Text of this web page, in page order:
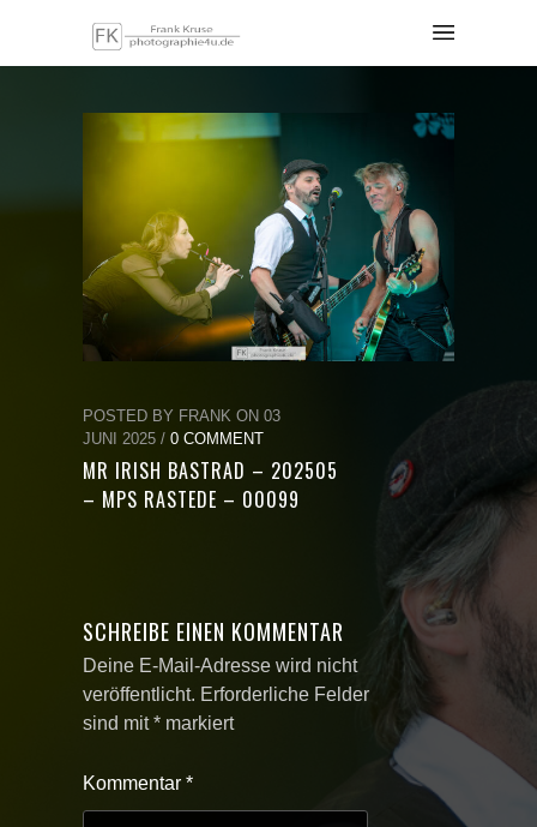
POSTED BY FRANK ON 03
JUNI 2025 / 0 COMMENT
MR IRISH BASTRAD – 202505
– MPS RASTEDE – 00099
SCHREIBE EINEN KOMMENTAR
Deine E-Mail-Adresse wird nicht
veröffentlicht. Erforderliche Felder
sind mit* markiert
Kommentar *